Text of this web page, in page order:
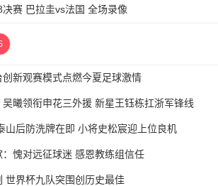
赛 巴拉圭vs法国 全场录像
新观赛模式点燃今夏足球激情
曦领衔申花三外援 新星王钰栋扛浙军锋线
山后防洗牌在即 小将史松宸迎上位良机
愧对远征球迷 感恩教练组信任
世界杯九队突围创历史最佳